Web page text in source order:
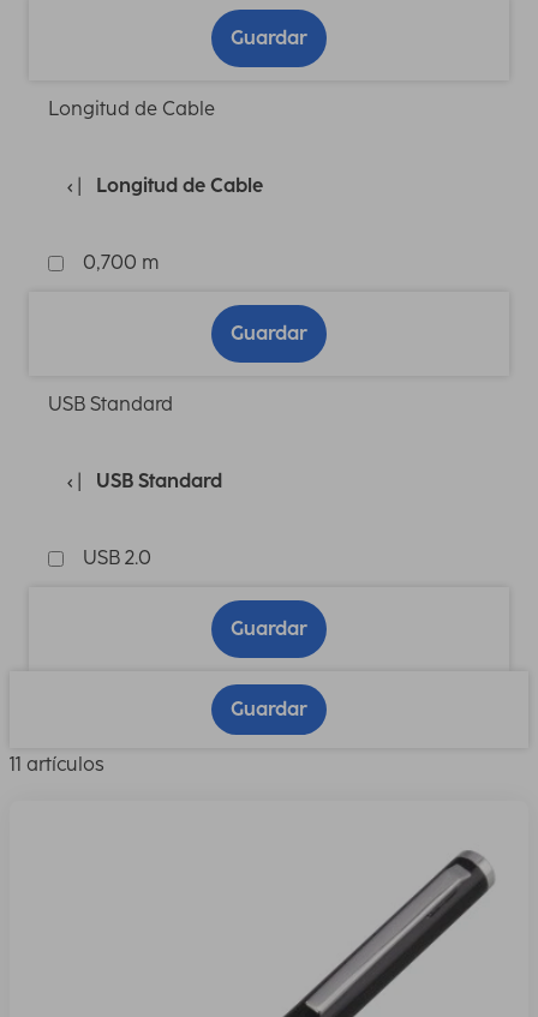
Guardar
Longitud de Cable
Longitud de Cable
0,700 m
Guardar
USB Standard
USB Standard
USB 2.0
Guardar
Guardar
11 artículos